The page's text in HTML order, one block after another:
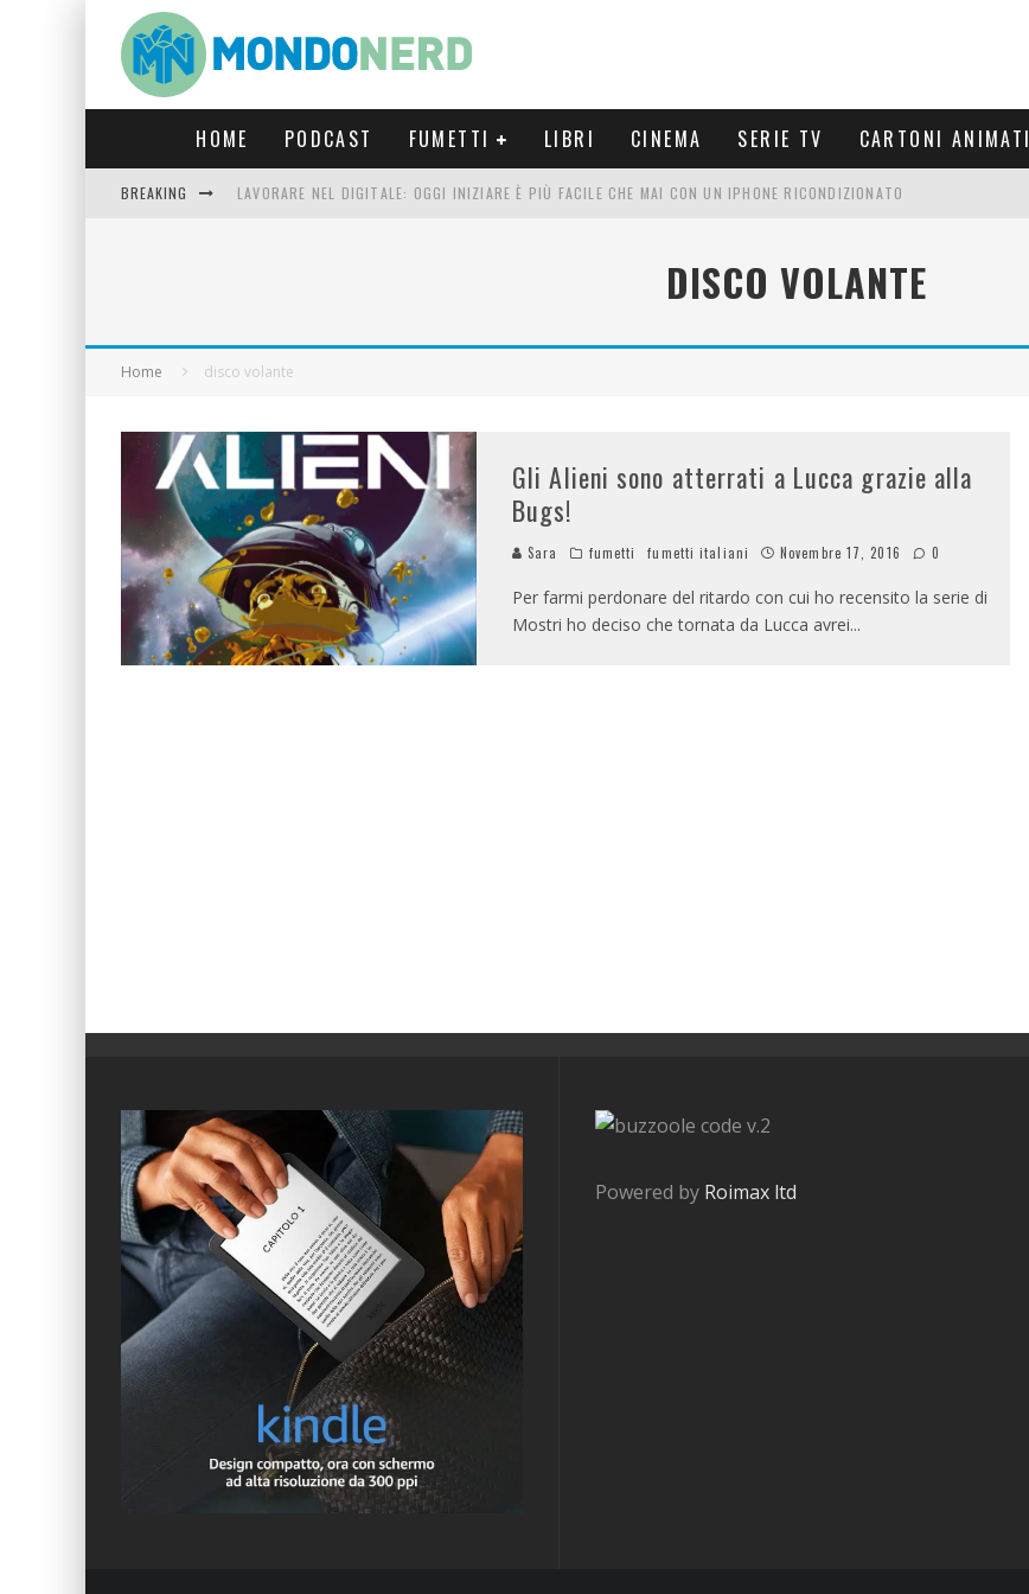
HOME PODCAST FUMETTI LIBRI CINEMA SERIE TV CARTONI ANIMATI
BREAKING LAVORARE NEL DIGITALE: OGGI INIZIARE È PIÙ FACILE CHE MAI CON UN IPHONE RICONDIZIONATO
DISCO VOLANTE
Home disco volante
Gli Alieni sono atterrati a Lucca grazie alla
Bugs!
Sara fumetti fumetti italiani Novembre 17, 2016 0
Per farmi perdonare del ritardo con cui ho recensito la serie di
Mostri ho deciso che tornata da Lucca avrei...
v.2
Powered by Roimax ltd